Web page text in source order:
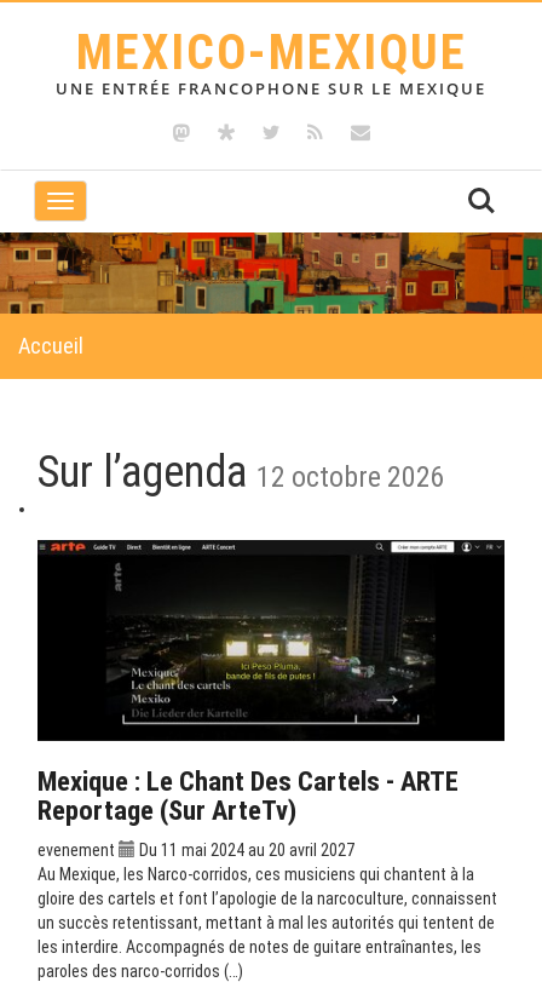
MEXICO-MEXIQUE
UNE ENTRÉE FRANCOPHONE SUR LE MEXIQUE
Toggle
navigation
Accueil
Sur l’agenda 12 octobre 2026
Mexique : Le Chant Des Cartels - ARTE
Reportage (sur ArteTv)
evenement
Du 11 mai 2024 au 20 avril 2027
Au Mexique, les Narco-corridos, ces musiciens qui chantent à la
gloire des cartels et font l’apologie de la narcoculture, connaissent
un succès retentissant, mettant à mal les autorités qui tentent de
les interdire. Accompagnés de notes de guitare entraînantes, les
paroles des narco-corridos (…)